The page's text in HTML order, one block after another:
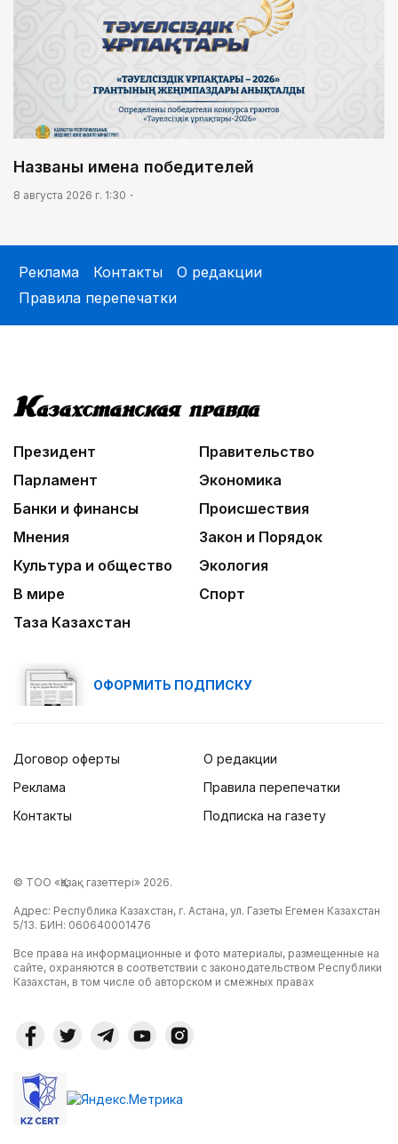
Названы имена победителей
8 августа 2026 г. 1:30
Реклама Контакты
О редакции
Правила перепечатки
Президент
Правительство
Парламент
Экономика
Банки и финансы
Происшествия
Мнения
Закон и Порядок
Культура и общество
Экология
В мире
Спорт
Таза Казахстан
ОФОРМИТЬ ПОДПИСКУ
Договор оферты
Реклама
Контакты
О редакции
Правила перепечатки
Подписка на газету
© ТОО «Қазақ газеттері» 2026.
Адрес: Республика Казахстан, г. Астана, ул. Газеты Егемен Казахстан
5/13. БИН: 060640001476
Все права на информационные и фото материалы, размещенные на
сайте, охраняются в соответствии с законодательством Республики
Казахстан, в том числе об авторском и смежных правах